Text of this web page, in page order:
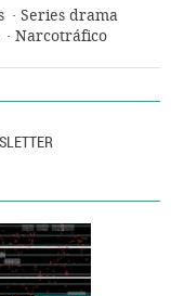
Series drama
Narcotráfico